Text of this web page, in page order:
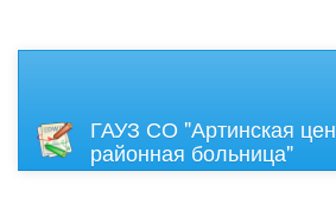
ГАУЗ СО "Артинская
районная больница"